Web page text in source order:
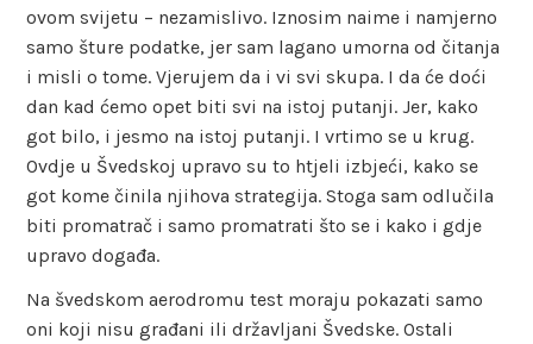
ovom svijetu – nezamislivo. Iznosim naime i namjerno
samo šture podatke, jer sam lagano umorna od čitanja
i misli o tome. Vjerujem da i vi svi skupa. I da će doći
dan kad ćemo opet biti svi na istoj putanji. Jer, kako
got bilo, i jesmo na istoj putanji. I vrtimo se u krug.
Ovdje u Švedskoj upravo su to htjeli izbjeći, kako se
got kome činila njihova strategija. Stoga sam odlučila
biti promatrač i samo promatrati što se i kako i gdje
upravo događa.
Na švedskom aerodromu test moraju pokazati samo
oni koji nisu građani ili državljani Švedske. Ostali